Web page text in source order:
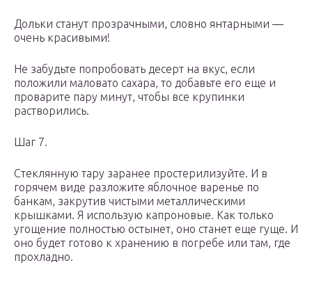
Дольки станут прозрачными, словно янтарными —
очень красивыми!
Не забудьте попробовать десерт на вкус, если
положили маловато сахара, то добавьте его еще и
проварите пару минут, чтобы все крупинки
растворились.
Шаг 7.
Стеклянную тару заранее простерилизуйте. И в
горячем виде разложите яблочное варенье по
банкам, закрутив чистыми металлическими
крышками. Я использую капроновые. Как только
угощение полностью остынет, оно станет еще гуще. И
оно будет готово к хранению в погребе или там, где
прохладно.